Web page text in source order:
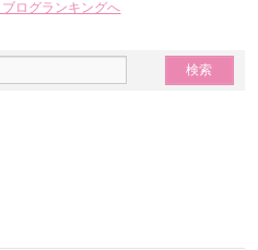
ログランキングへ